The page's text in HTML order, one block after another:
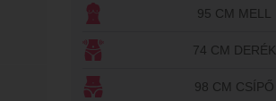
95 CM MELL
74 CM DERÉK
98 CM CSÍPŐ